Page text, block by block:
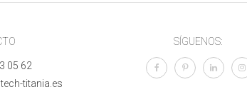
05 62
titania.es
SÍGUENOS: